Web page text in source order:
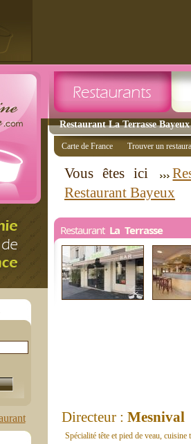
Restaurant La Terrasse
Carte de France Trouver un
Vous êtes ici
Restaurant Bayeux
Restaurant La Terrasse
Directeur : Mesnival
Spécialité tête et pied de veau, cuisine